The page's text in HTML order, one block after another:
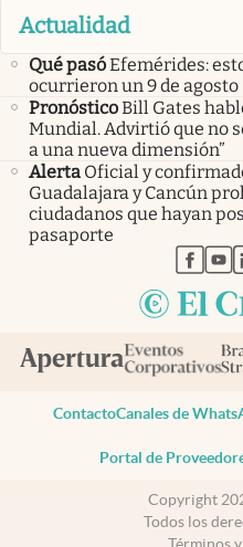
Actualidad
Qué pasóEfemérides:
ocurrieron un 9 de agosto
PronósticoBill Gates
Mundial. Advirtió que no
a una nueva dimensión”
Alerta Oficial y
Guadalajara y Cancún
ciudadanos que hayan
pasaporte
abre
ContactoCanales de
Portal de
Copyright
Todos los
Términos